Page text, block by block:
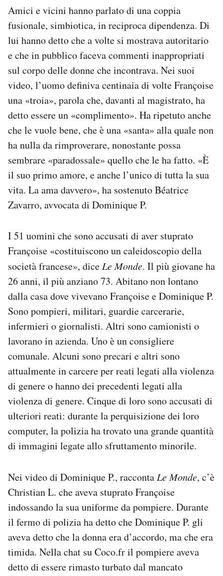
Amici e vicini hanno parlato di una coppia
fusionale, simbiotica, in reciproca dipendenza. Di
lui hanno detto che a volte si mostrava autoritario
e che in pubblico faceva commenti inappropriati
sul corpo delle donne che incontrava. Nei suoi
video, l’uomo definiva centinaia di volte Françoise
una «troia», parola che, davanti al magistrato, ha
detto essere un «complimento». Ha ripetuto anche
che le vuole bene, che è una «santa» alla quale non
ha nulla da rimproverare, nonostante possa
sembrare «paradossale» quello che le ha fatto. «È
il suo primo amore, e anche l’unico di tutta la sua
vita. La ama davvero», ha sostenuto Béatrice
Zavarro, avvocata di Dominique P.
I 51 uomini che sono accusati di aver stuprato
Françoise «costituiscono un caleidoscopio della
società francese», diceLe Monde. Il più giovane ha
26 anni, il più anziano 73. Abitano non lontano
dalla casa dove vivevano Françoise e Dominique P.
Sono pompieri, militari, guardie carcerarie,
infermieri o giornalisti. Altri sono camionisti o
lavorano in azienda. Uno è un consigliere
comunale. Alcuni sono precari e altri sono
attualmente in carcere per reati legati alla violenza
di genere o hanno dei precedenti legati alla
violenza di genere. Cinque di loro sono accusati di
ulteriori reati: durante la perquisizione dei loro
computer, la polizia ha trovato una grande quantità
di immagini legate allo sfruttamento minorile.
Nei video di Dominique P., raccontaLe Monde, c’è
Christian L. che aveva stuprato Françoise
indossando la sua uniforme da pompiere. Durante
il fermo di polizia ha detto che Dominique P. gli
aveva detto che la donna era d’accordo, ma che era
timida. Nella chat su Coco.fr il pompiere aveva
detto di essere rimasto turbato dal mancato